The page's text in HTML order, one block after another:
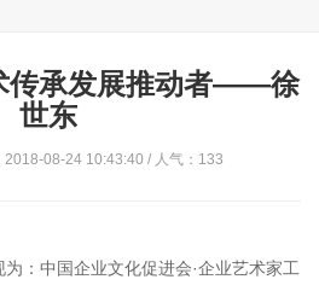
传承发展推动者——徐
世东
08-24 10:43:40 / 人气： 133
：中国企业文化促进会·企业艺术家工